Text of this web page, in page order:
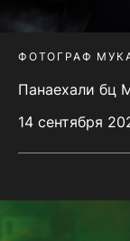
ФОТОГРАФ
Панаехали бц
14 сентября